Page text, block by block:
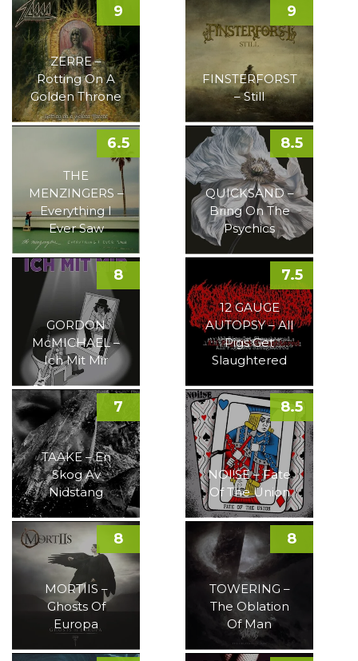
ZERRE –
Rotting On A
Golden Throne
9
FINSTERFORST
– Still
9
THE
MENZINGERS –
Everything I
Ever Saw
6.5
QUICKSAND –
Bring On The
Psychics
8.5
GORDON
McMICHAEL –
Ich Mit Mir
8
12 GAUGE
AUTOPSY – All
Pigs Get
Slaughtered
7.5
TAAKE – En
Skog Av
Nidstang
7
NOI!SE – Fate
Of The Union
8.5
MORTIIS –
Ghosts Of
Europa
8
TOWERING –
The Oblation
Of Man
8